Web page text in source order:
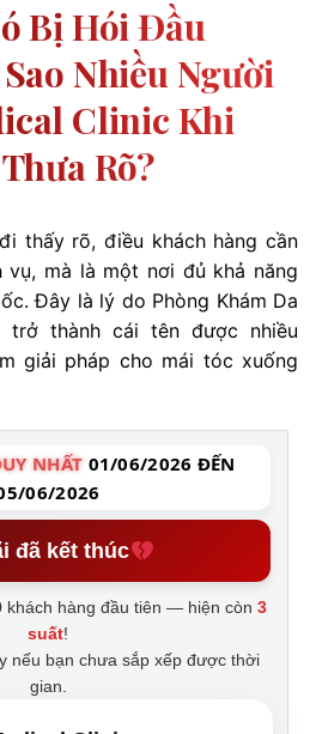
Bị Hói Đầu
Nhiều Người
Clinic Khi
Rõ?
thấy rõ, điều khách hàng cần
mà là một nơi đủ khả năng
Đây là lý do Phòng Khám Da
trở thành cái tên được nhiều
giải pháp cho mái tóc xuống
NHẤT 01/06/2026 ĐẾN
06/2026
đã kết thúc
khách hàng đầu tiên — hiện còn3
suất!
nếu bạn chưa sắp xếp được thời
gian.